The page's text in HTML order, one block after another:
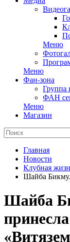
Меню
Меню
Фан-зона
Группа
ФАН
Меню
Магазин
Главная
Новости
Клубная
Шайба
Шайба